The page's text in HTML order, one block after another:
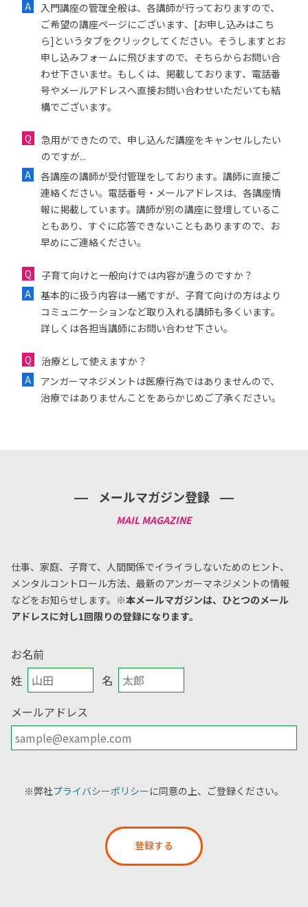
入門講座の管理全般は、各講師が行っておりますので、
ご希望の講座ページにございます、[お申し込みはこち
ら]というタブをクリックしてください。そうしますとお
申し込みフォームに飛びますので、そちらからお問い合
わせ下さいませ。もしくは、掲載しております、電話番
号やメールアドレスへ直接お問い合わせいただいても結
構でございます。
急用ができたので、申し込んだ講座をキャンセルしたい
のですが...
各講座の講師が受付管理をしております。講師に直接ご
連絡ください。電話番号・メールアドレスは、各講座情
報に掲載しています。講師が別の講座に登壇しているこ
ともあり、すぐに応答できないこともありますので、お
早めにご連絡ください。
子育て向けと一般向けでは内容が違うのですか？
基本的に扱う内容は一緒ですが、子育て向けの方はより
コミュニケーションなど取り入れる講師も多くいます。
詳しくは各担当講師にお問い合わせ下さい。
治療として使えますか？
アンガーマネジメントは医療行為ではありませんので、
治療ではありませんことをあらかじめご了承ください。
メールマガジン登録
仕事、家庭、子育て、人間関係でイライラしないためのヒント、
メンタルコントロール方法、 最新のアンガーマネジメントの情報
などをお知らせします。 ※本メールマガジンは、ひとつのメール
アドレスに対し1回限りの登録になります。
お名前
姓
名
メールアドレス
※弊社プライバシーポリシーに同意の上、ご登録ください。
登録する